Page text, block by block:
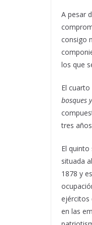
A pesar
consigo
los que
El
bosques
tres
El quinto
situada
1878 y
ejércitos
en las